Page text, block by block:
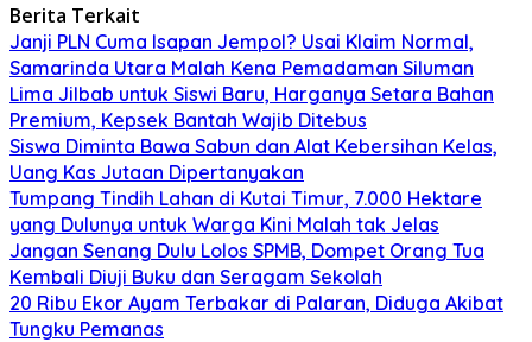
Berita Terkait
Janji PLN Cuma Isapan Jempol? Usai Klaim Normal,
Samarinda Utara Malah Kena Pemadaman Siluman
Lima Jilbab untuk Siswi Baru, Harganya Setara Bahan
Premium, Kepsek Bantah Wajib Ditebus
Siswa Diminta Bawa Sabun dan Alat Kebersihan Kelas,
Uang Kas Jutaan Dipertanyakan
Tumpang Tindih Lahan di Kutai Timur, 7.000 Hektare
yang Dulunya untuk Warga Kini Malah tak Jelas
Jangan Senang Dulu Lolos SPMB, Dompet Orang Tua
Kembali Diuji Buku dan Seragam Sekolah
20 Ribu Ekor Ayam Terbakar di Palaran, Diduga Akibat
Tungku Pemanas